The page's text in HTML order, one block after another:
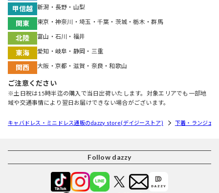
甲信越 新潟・長野・山梨
関東 東京・神奈川・埼玉・千葉・茨城・栃木・群馬
北陸 富山・石川・福井
東海 愛知・岐阜・静岡・三重
関西 大阪・京都・滋賀・奈良・和歌山
ご注意ください
※土日祝は15時半迄の購入で当日出荷いたします。対象エリアでも一部地
域や交通事情により翌日お届けできない場合がございます。
キャバドレス・ミニドレス通販のdazzy store(デイジーストア) 下着・ランジェ
Follow dazzy